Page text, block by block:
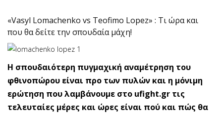
«Vasyl Lomachenko vs Teofimo Lopez» : Τι ώρα και
που θα δείτε την σπουδαία μάχη!
Η σπουδαιότερη πυγμαχική αναμέτρηση του
φθινοπώρου είναι προ των πυλών και η μόνιμη
ερώτηση που λαμβάνουμε στο ufight.gr τις
τελευταίες μέρες και ώρες είναι πού και πώς θα